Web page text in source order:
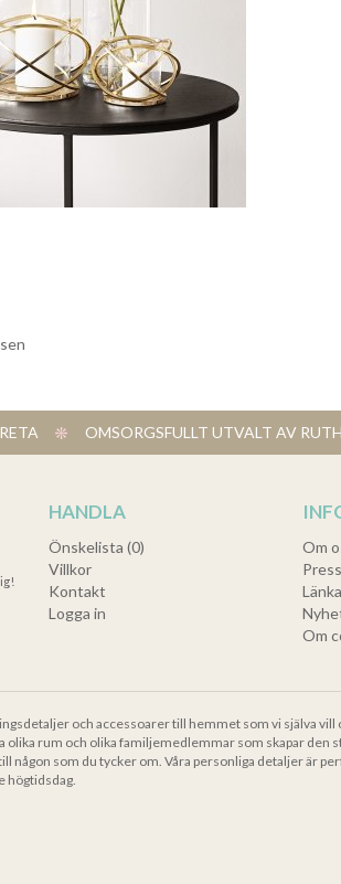
OMSORGSFULLT UTVALT AV
HANDLA
Önskelista (0)
Villkor
Kontakt
Logga in
Om
Press
Om
och accessoarer till hemmet som vi själva vill
olika rum och olika familjemedlemmar som skapar den
någon som du tycker om. Våra personliga detaljer är
högtidsdag.